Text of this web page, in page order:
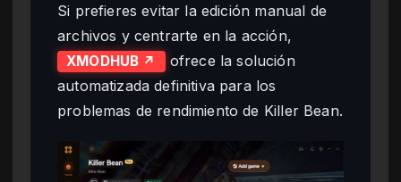
Si prefieres evitar la edición manual de
archivos y centrarte en la acción,
XMODHUB ↗
ofrece la solución
automatizada definitiva para los
problemas de rendimiento de Killer Bean.